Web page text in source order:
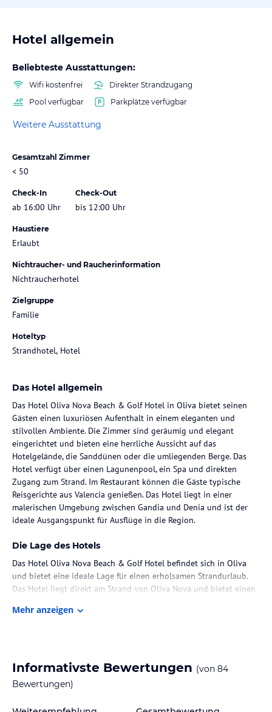
Hotel allgemein
Beliebteste Ausstattungen:
Wifi kostenfrei
Direkter Strandzugang
Pool verfügbar
Parkplätze verfügbar
Weitere Ausstattung
Gesamtzahl Zimmer
< 50
Check-In
ab 16:00 Uhr
Check-Out
bis 12:00 Uhr
Haustiere
Erlaubt
Nichtraucher- und Raucherinformation
Nichtraucherhotel
Zielgruppe
Familie
Hoteltyp
Strandhotel, Hotel
Das Hotel allgemein
Das Hotel Oliva Nova Beach & Golf Hotel in Oliva bietet seinen
Gästen einen luxuriösen Aufenthalt in einem eleganten und
stilvollen Ambiente. Die Zimmer sind geräumig und elegant
eingerichtet und bieten eine herrliche Aussicht auf das
Hotelgelände, die Sanddünen oder die umliegenden Berge. Das
Hotel verfügt über einen Lagunenpool, ein Spa und direkten
Zugang zum Strand. Im Restaurant können die Gäste typische
Reisgerichte aus Valencia genießen. Das Hotel liegt in einer
malerischen Umgebung zwischen Gandia und Denia und ist der
ideale Ausgangspunkt für Ausflüge in die Region.
Die Lage des Hotels
Das Hotel Oliva Nova Beach & Golf Hotel befindet sich in Oliva
und bietet eine ideale Lage für einen erholsamen Strandurlaub.
Das Hotel liegt direkt am Strand von Oliva Nova und bietet einen
Schönheit geprägt und bietet zahlreiche Möglichkeiten für
Einkaufsmöglichkeiten und Unterhaltungsmöglichkeiten.
Zimmer / Unterbringung im Hotel
Die Zimmer im Hotel Oliva Nova Beach & Golf Hotel sind
Mehr anzeigen
Informativste Bewertungen (von 84
Bewertungen)